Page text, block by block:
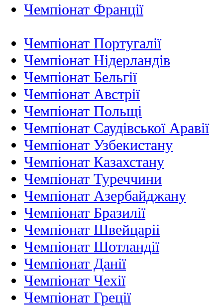
Чемпіонат Франції
Чемпіонат Португалії
Чемпіонат Нідерландiв
Чемпіонат Бельгії
Чемпіонат Австрії
Чемпіонат Польщі
Чемпіонат Саудівської Аравії
Чемпіонат Узбекистану
Чемпіонат Казахстану
Чемпіонат Туреччини
Чемпіонат Азербайджану
Чемпіонат Бразилії
Чемпіонат Швейцаріі
Чемпіонат Шотландії
Чемпіонат Данії
Чемпіонат Чехії
Чемпіонат Греції